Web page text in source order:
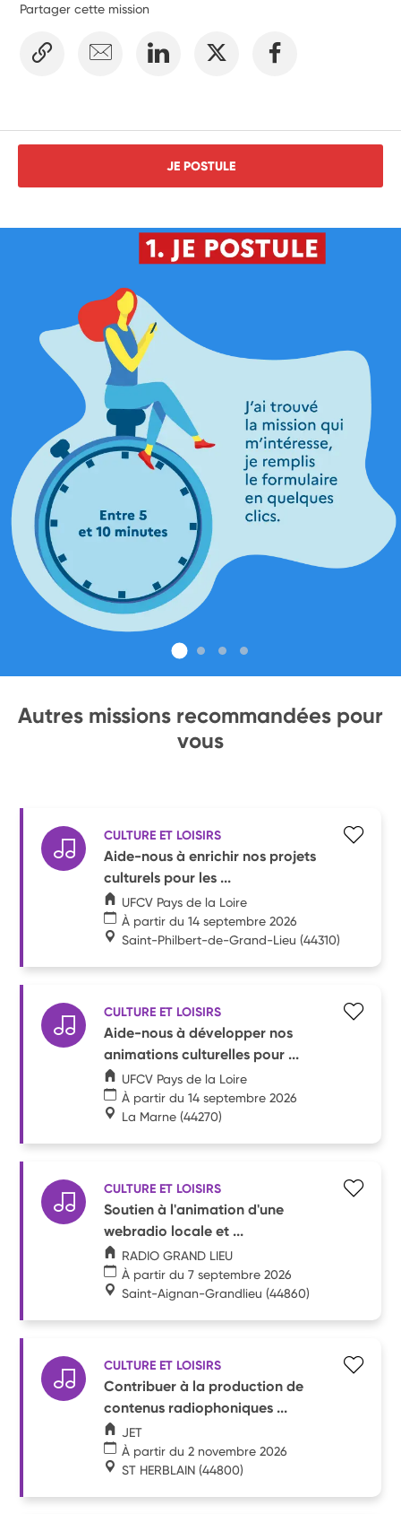
Partager cette mission
JE POSTULE
Autres missions recommandées pour
vous
CULTURE ET LOISIRS
Aide-nous à enrichir nos projets
culturels pour les ...
UFCV Pays de la Loire
À partir du 14 septembre 2026
Saint-Philbert-de-Grand-Lieu (44310)
CULTURE ET LOISIRS
Aide-nous à développer nos
animations culturelles pour ...
UFCV Pays de la Loire
À partir du 14 septembre 2026
La Marne (44270)
CULTURE ET LOISIRS
Soutien à l'animation d'une
webradio locale et ...
RADIO GRAND LIEU
À partir du 7 septembre 2026
Saint-Aignan-Grandlieu (44860)
CULTURE ET LOISIRS
Contribuer à la production de
contenus radiophoniques ...
JET
À partir du 2 novembre 2026
ST HERBLAIN (44800)